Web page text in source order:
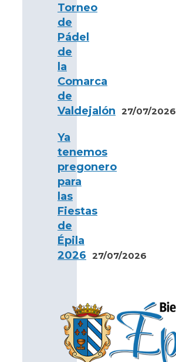
Torneo
de
Pádel
de
la
Comarca
de
Valdejalón 27/07/2026
Ya
tenemos
pregonero
para
las
Fiestas
de
Épila
2026 27/07/2026